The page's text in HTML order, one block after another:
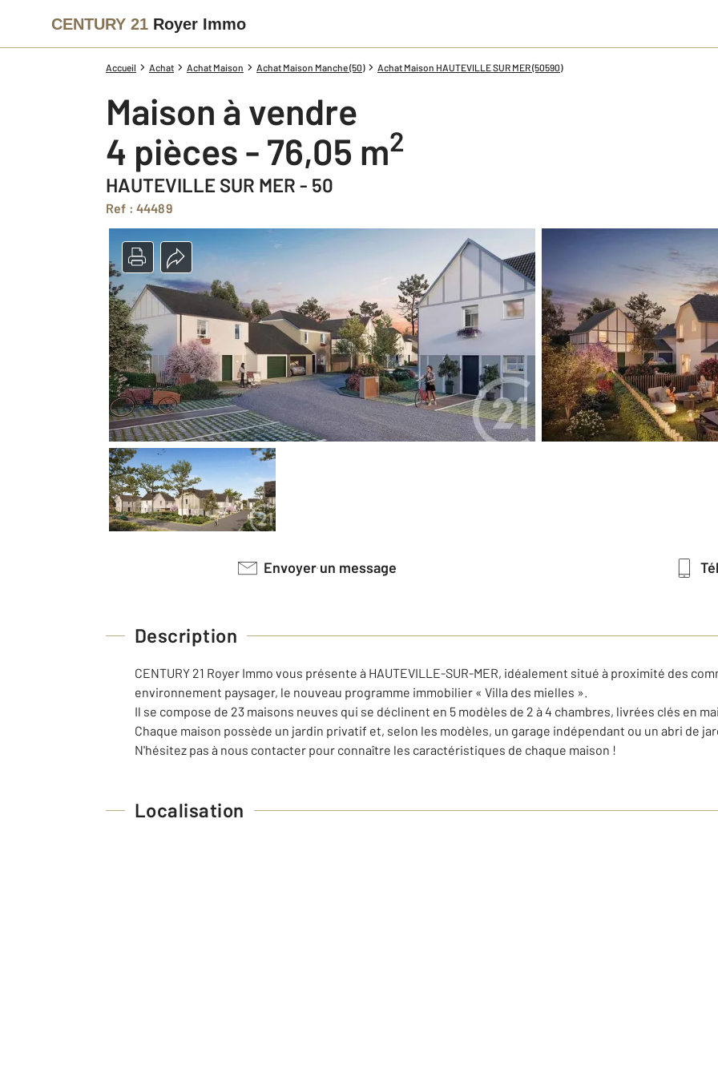
CENTURY 21 Royer Immo
Accueil Achat Achat Maison Achat Maison Manche (50) Achat Maison HAUTEVILLE SUR MER (50590)
Maison à vendre
4 pièces - 76,05 m2
HAUTEVILLE SUR MER - 50
Ref : 44489
Envoyer un message
Description
CENTURY 21 Royer Immo vous présente à HAUTEVILLE-SUR-MER, idéalement situé à proximité des
environnement paysager, le nouveau programme immobilier « Villa des mielles ».
Il se compose de 23 maisons neuves qui se déclinent en 5 modèles de 2 à 4 chambres, livrées clés en
Chaque maison possède un jardin privatif et, selon les modèles, un garage indépendant ou un abri de
N'hésitez pas à nous contacter pour connaître les caractéristiques de chaque maison !
Localisation